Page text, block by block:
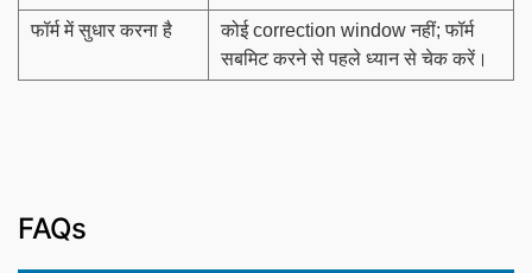
फॉर्म में सुधार करना है
कोई correction window नहीं; फॉर्म
सबमिट करने से पहले ध्यान से चेक करें।
FAQs